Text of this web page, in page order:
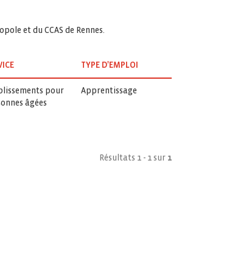
et du CCAS de Rennes.
TYPE D'EMPLOI
pour
âgées
Apprentissage
Résultats 1 - 1 sur 1